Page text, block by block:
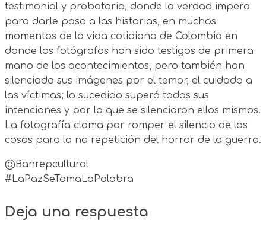
testimonial y probatorio, donde la verdad impera
para darle paso a las historias, en muchos
momentos de la vida cotidiana de Colombia en
donde los fotógrafos han sido testigos de primera
mano de los acontecimientos, pero también han
silenciado sus imágenes por el temor, el cuidado a
las víctimas; lo sucedido superó todas sus
intenciones y por lo que se silenciaron ellos mismos.
La fotografía clama por romper el silencio de las
cosas para la no repetición del horror de la guerra.
@Banrepcultural
#LaPazSeTomaLaPalabra
Deja una respuesta